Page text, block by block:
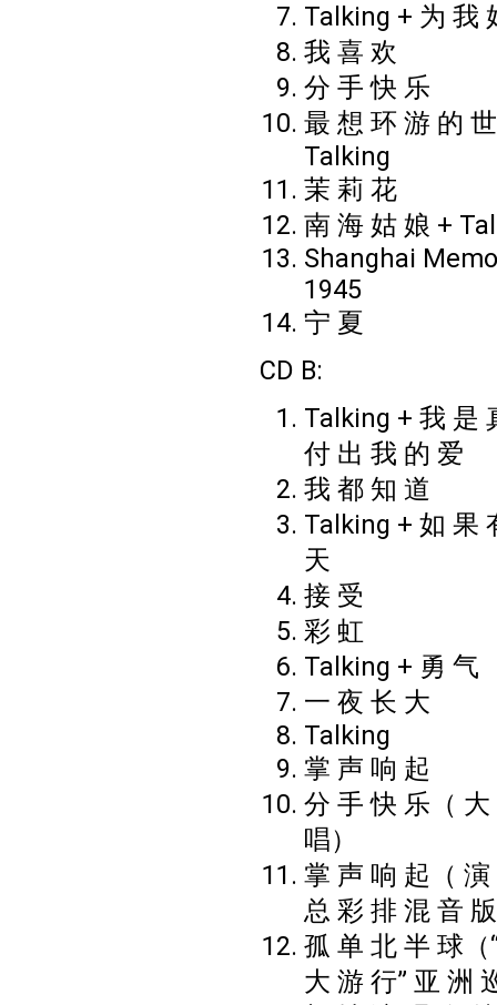
Talking + 为 我
我 喜 欢
分 手 快 乐
最 想 环 游 的
Talking
茉 莉 花
南 海 姑 娘 +
Shanghai
1945
宁 夏
CD B:
Talking + 我 是
付 出 我 的 爱
我 都 知 道
Talking + 如 果
天
接 受
彩 虹
Talking + 勇 气
一 夜 长 大
Talking
掌 声 响 起
分 手 快 乐（ 大
唱）
掌 声 响 起（ 演
总 彩 排 混 音
孤 单 北 半 球（
大 游 行” 亚 洲